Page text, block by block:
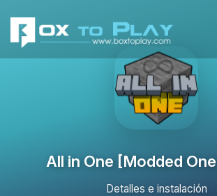
All in One [Modded
Detalles e instalación